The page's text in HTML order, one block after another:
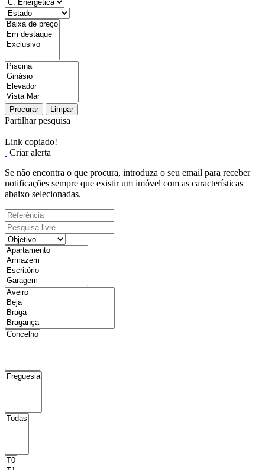
Procurar Limpar
Partilhar pesquisa
Link copiado!
Criar alerta
Se não encontra o que procura, introduza o seu email para receber
notificações sempre que existir um imóvel com as características
abaixo selecionadas.